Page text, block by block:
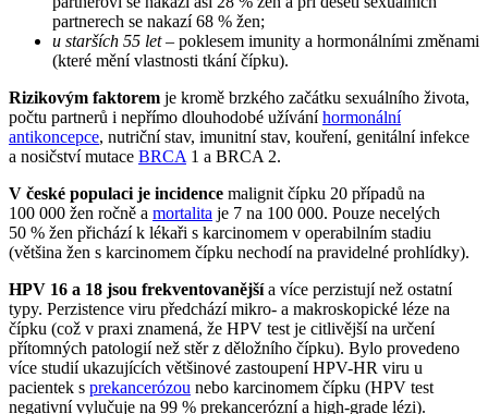
partnerech se nakazí 68 % žen;
u starších 55 let– poklesem imunity a hormonálními změnami
(které mění vlastnosti tkání čípku).
Rizikovým faktorem je kromě brzkého začátku sexuálního života,
počtu partnerů i nepřímo dlouhodobé užíváníhormonální
antikoncepce, nutriční stav, imunitní stav, kouření, genitální infekce
a nosičství mutace BRCA 1 a BRCA 2.
V české populaci je incidence malignit čípku 20 případů na
100 000 žen ročně a mortalita je 7 na 100 000. Pouze necelých
50 % žen přichází k lékaři s karcinomem v operabilním stadiu
(většina žen s karcinomem čípku nechodí na pravidelné prohlídky).
HPV 16 a 18 jsou frekventovanějšía více perzistují než ostatní
typy. Perzistence viru předchází mikro- a makroskopické léze na
čípku (což v praxi znamená, že HPV test je citlivější na určení
přítomných patologií než stěr z děložního čípku). Bylo provedeno
více studií ukazujících většinové zastoupení HPV-HR viru u
pacientek s prekancerózou nebo karcinomem čípku (HPV test
negativní vylučuje na 99 % prekancerózní a high-grade lézi).